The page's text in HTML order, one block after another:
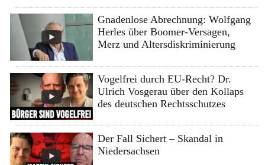
Gnadenlose Abrechnung: Wolfgang
Herles über Boomer-Versagen,
Merz und Altersdiskriminierung
Vogelfrei durch EU-Recht? Dr.
Ulrich Vosgerau über den Kollaps
des deutschen Rechtsschutzes
Der Fall Sichert – Skandal in
Niedersachsen